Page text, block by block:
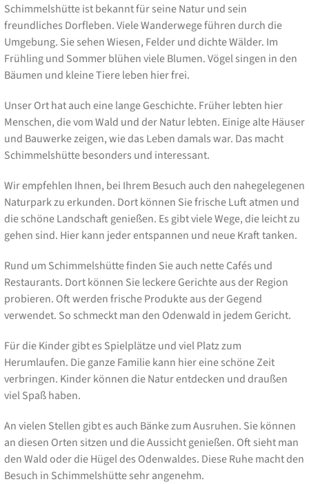
Schimmelshütte ist bekannt für seine Natur und sein
freundliches Dorfleben. Viele Wanderwege führen durch die
Umgebung. Sie sehen Wiesen, Felder und dichte Wälder. Im
Frühling und Sommer blühen viele Blumen. Vögel singen in den
Bäumen und kleine Tiere leben hier frei.
Unser Ort hat auch eine lange Geschichte. Früher lebten hier
Menschen, die vom Wald und der Natur lebten. Einige alte Häuser
und Bauwerke zeigen, wie das Leben damals war. Das macht
Schimmelshütte besonders und interessant.
Wir empfehlen Ihnen, bei Ihrem Besuch auch den nahegelegenen
Naturpark zu erkunden. Dort können Sie frische Luft atmen und
die schöne Landschaft genießen. Es gibt viele Wege, die leicht zu
gehen sind. Hier kann jeder entspannen und neue Kraft tanken.
Rund um Schimmelshütte finden Sie auch nette Cafés und
Restaurants. Dort können Sie leckere Gerichte aus der Region
probieren. Oft werden frische Produkte aus der Gegend
verwendet. So schmeckt man den Odenwald in jedem Gericht.
Für die Kinder gibt es Spielplätze und viel Platz zum
Herumlaufen. Die ganze Familie kann hier eine schöne Zeit
verbringen. Kinder können die Natur entdecken und draußen
viel Spaß haben.
An vielen Stellen gibt es auch Bänke zum Ausruhen. Sie können
an diesen Orten sitzen und die Aussicht genießen. Oft sieht man
den Wald oder die Hügel des Odenwaldes. Diese Ruhe macht den
Besuch in Schimmelshütte sehr angenehm.